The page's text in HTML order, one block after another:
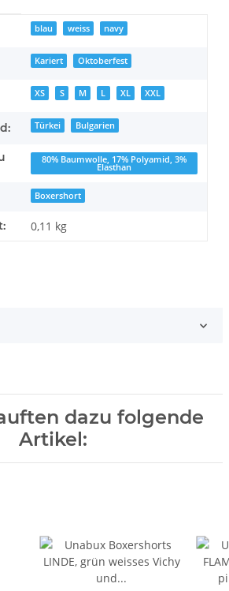
blau weiss navy
Kariert Oktoberfest
XS S M L XL XXL
Türkei Bulgarien
80% Baumwolle, 17% Polyamid, 3%
Elasthan
Boxershort
0,11 kg
dazu folgende
Artikel: